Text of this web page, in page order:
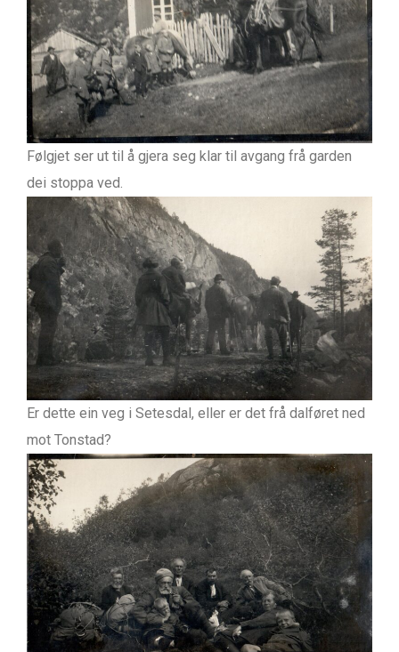
Følgjet ser ut til å gjera seg klar til avgang frå garden
dei stoppa ved.
Er dette ein veg i Setesdal, eller er det frå dalføret ned
mot Tonstad?